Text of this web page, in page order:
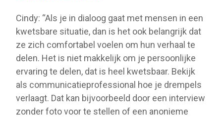
Cindy: “Als je in dialoog gaat met mensen in een
kwetsbare situatie, dan is het ook belangrijk dat
ze zich comfortabel voelen om hun verhaal te
delen. Het is niet makkelijk om je persoonlijke
ervaring te delen, dat is heel kwetsbaar. Bekijk
als communicatieprofessional hoe je drempels
verlaagt. Dat kan bijvoorbeeld door een interview
zonder foto voor te stellen of een anonieme